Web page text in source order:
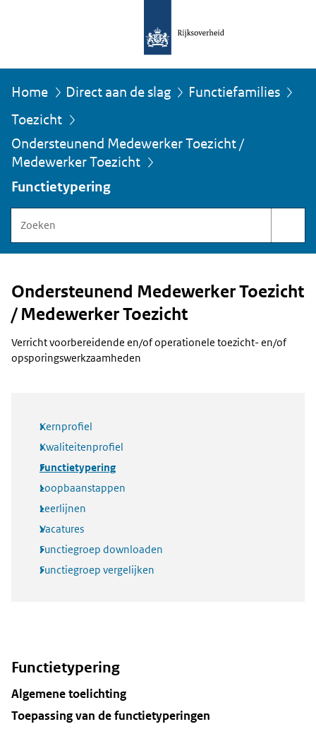
U
bevindt
hier:
Home Direct aan de slag
Functiefamilies
Toezicht
Ondersteunend Medewerker Toezicht /
Medewerker Toezicht
Functietypering
binnen
Functiegebouw
Ondersteunend Medewerker Toezicht
/ Medewerker Toezicht
Verricht voorbereidende en/of operationele toezicht- en/of
opsporingswerkzaamheden
Kernprofiel
Kwaliteitenprofiel
Functietypering
Loopbaanstappen
Leerlijnen
Vacatures
Functiegroep downloaden
Functiegroep vergelijken
Functietypering
Algemene toelichting
Toepassing van de functietyperingen